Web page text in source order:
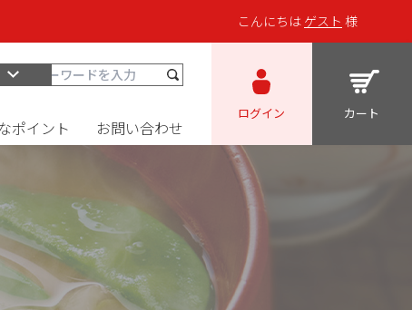
こんにちは ゲスト 様
ポイント お問い合わせ
ログイン カート